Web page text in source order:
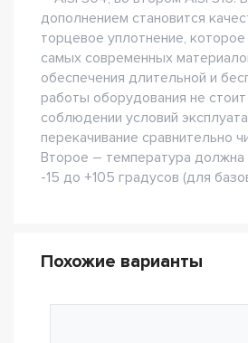
дополнением становится
торцевое уплотнение,
самых современных
обеспечения длительной и
работы оборудования не
соблюдении условий
перекачивание сравнительно
Второе – температура должна
-15 до +105 градусов (для
Похожие варианты